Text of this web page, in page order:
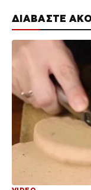
ΔΙΑΒΑΣΤΕ